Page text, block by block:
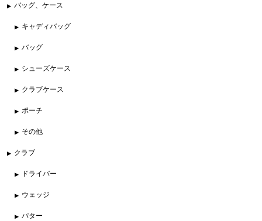
バッグ、ケース
キャディバッグ
バッグ
シューズケース
クラブケース
ポーチ
その他
クラブ
ドライバー
ウェッジ
パター